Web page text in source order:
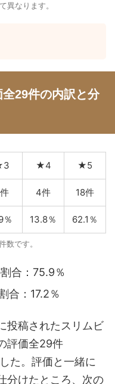
異なります。
29件の内訳と分
★4 ★5
4件 18件
％ 13.8％ 62.1％
数です。
合：75.9％
合：17.2％
投稿されたスリムビ
評価全29件
た。評価と一緒に
分けたところ、次の